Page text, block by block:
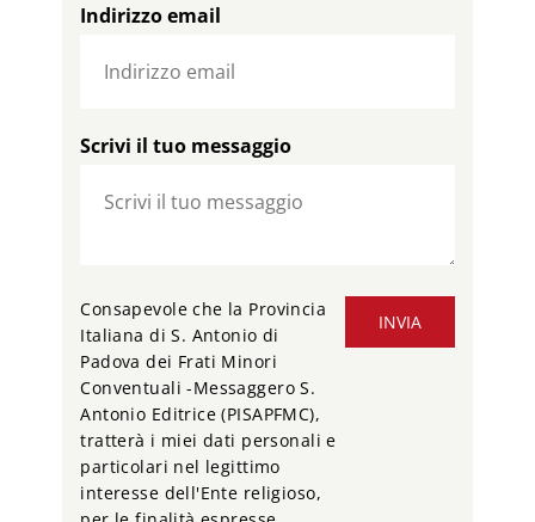
Indirizzo email
Scrivi il tuo messaggio
INVIA
Consapevole che la Provincia
Italiana di S. Antonio di
Padova dei Frati Minori
Conventuali -Messaggero S.
Antonio Editrice (PISAPFMC),
tratterà i miei dati personali e
particolari nel legittimo
interesse dell'Ente religioso,